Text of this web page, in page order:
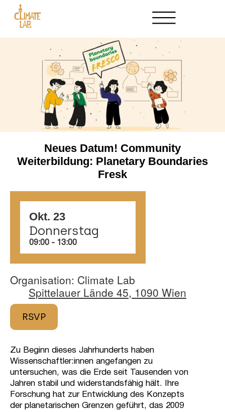
Neues Datum! Community
Weiterbildung: Planetary Boundaries
Fresk
Okt. 23
Donnerstag
09:00 ‏‏‎ ‎-‏‏‎ ‎13:00
Organisation: Climate Lab
Spittelauer Lände 45, 1090 Wien
RSVP
Zu Beginn dieses Jahrhunderts haben
Wissenschaftler:innen angefangen zu
untersuchen, was die Erde seit Tausenden von
Jahren stabil und widerstandsfähig hält. Ihre
Forschung hat zur Entwicklung des Konzepts
der planetarischen Grenzen geführt, das 2009